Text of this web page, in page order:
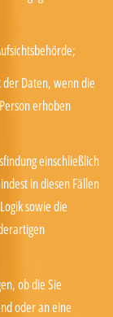
Daten, wenn die
erhoben
einschließlich
in diesen Fällen
sowie die
ob die Sie
oder an eine